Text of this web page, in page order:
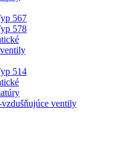
567
578
514
ventily